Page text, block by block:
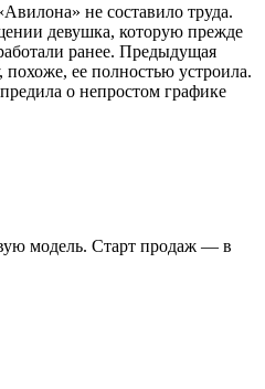
не составило труда.
девушка, которую прежде
ранее. Предыдущая
похоже, ее полностью устроила.
о непростом графике
модель. Старт продаж — в